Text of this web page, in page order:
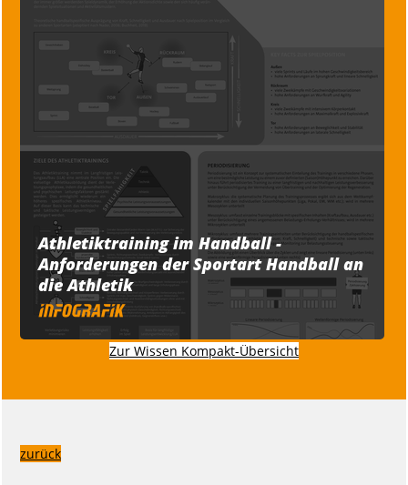
Athletiktraining im Handball -
Anforderungen der Sportart Handball an
die Athletik
Zur Wissen Kompakt-Übersicht
zurück